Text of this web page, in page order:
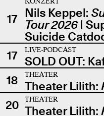
17 Nils Keppel:
Tour 2026|
Suicide
17
LIVE-PODCAST
SOLD OUT:
18
THEATER
Theater Lilith:
20
THEATER
Theater Lilith: